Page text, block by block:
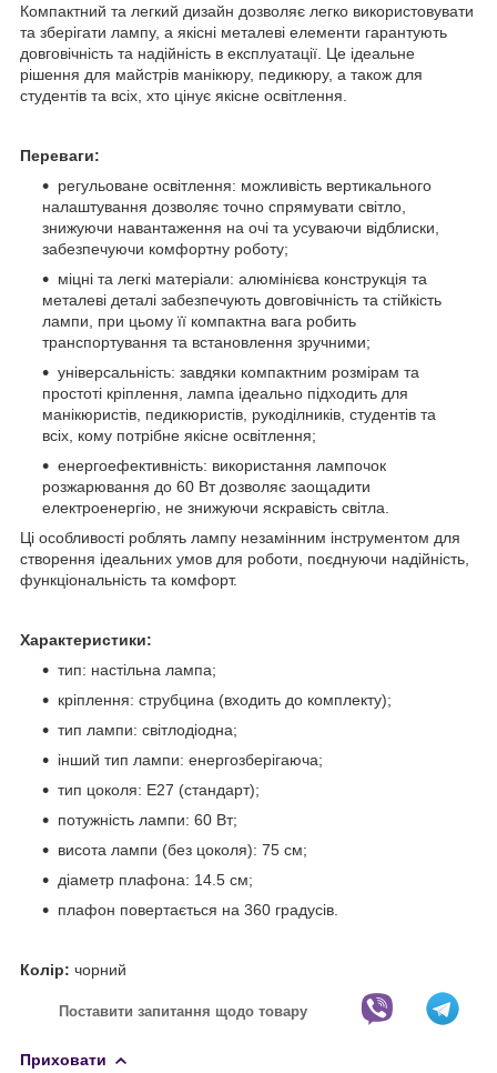
Компактний та легкий дизайн дозволяє легко використовувати
та зберігати лампу, а якісні металеві елементи гарантують
довговічність та надійність в експлуатації. Це ідеальне
рішення для майстрів манікюру, педикюру, а також для
студентів та всіх, хто цінує якісне освітлення.
Переваги:
регульоване освітлення: можливість вертикального
налаштування дозволяє точно спрямувати світло,
знижуючи навантаження на очі та усуваючи відблиски,
забезпечуючи комфортну роботу;
міцні та легкі матеріали: алюмінієва конструкція та
металеві деталі забезпечують довговічність та стійкість
лампи, при цьому її компактна вага робить
транспортування та встановлення зручними;
універсальність: завдяки компактним розмірам та
простоті кріплення, лампа ідеально підходить для
манікюристів, педикюристів, рукоділників, студентів та
всіх, кому потрібне якісне освітлення;
енергоефективність: використання лампочок
розжарювання до 60 Вт дозволяє заощадити
електроенергію, не знижуючи яскравість світла.
Ці особливості роблять лампу незамінним інструментом для
створення ідеальних умов для роботи, поєднуючи надійність,
функціональність та комфорт.
Характеристики:
тип: настільна лампа;
кріплення: струбцина (входить до комплекту);
тип лампи: світлодіодна;
інший тип лампи: енергозберігаюча;
тип цоколя: E27 (стандарт);
потужність лампи: 60 Вт;
висота лампи (без цоколя): 75 см;
діаметр плафона: 14.5 см;
плафон повертається на 360 градусів.
Колір: чорний
Поставити запитання щодо товару
Приховати